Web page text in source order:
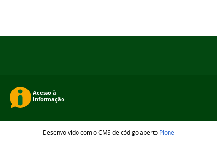
Desenvolvido com o CMS de código aberto Plone